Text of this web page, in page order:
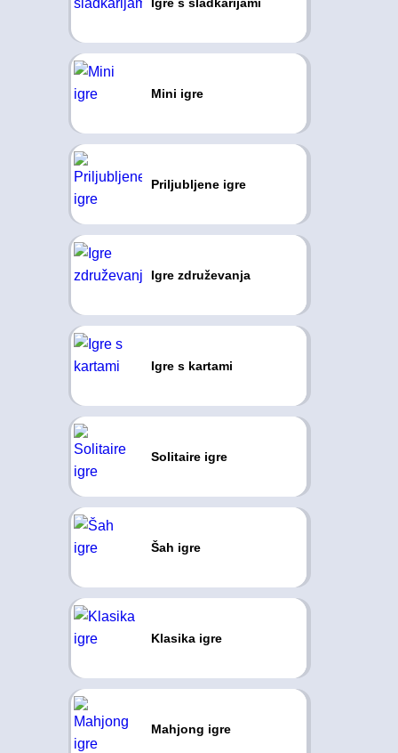
Mini igre
Priljubljene igre
Igre združevanja
Igre s kartami
Solitaire igre
Šah igre
Klasika igre
Mahjong igre